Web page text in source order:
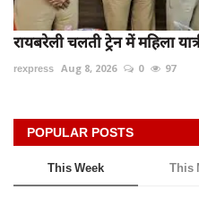
रायबरेली चलती ट्रेन में महिला
rexpress Aug 8, 2026 0 97
POPULAR POSTS
This Week This